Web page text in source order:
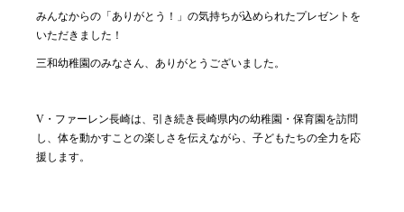
みんなからの「ありがとう！」の気持ちが込められたプレゼントを
いただきました！
三和幼稚園のみなさん、ありがとうございました。
V ・ファーレン長崎は、引き続き長崎県内の幼稚園・保育園を訪問
し、体を動かすことの楽しさを伝えながら、子どもたちの全力を応
援します。